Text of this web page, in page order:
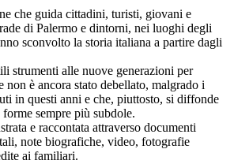
che guida cittadini, turisti, giovani e
di Palermo e dintorni, nei luoghi degli
sconvolto la storia italiana a partire dagli
strumenti alle nuove generazioni per
non è ancora stato debellato, malgrado i
in questi anni e che, piuttosto, si diffonde
sempre più subdole.
e raccontata attraverso documenti
note biografiche, video, fotografie
ai familiari.